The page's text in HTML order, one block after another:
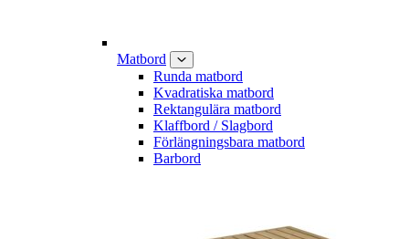
Matbord
Runda matbord
Kvadratiska matbord
Rektangulära matbord
Klaffbord / Slagbord
Förlängningsbara matbord
Barbord